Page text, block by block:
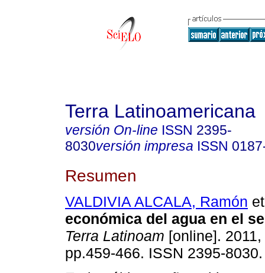
Terra Latinoamericana
versión On-line ISSN 2395-
8030versión impresa ISSN
Resumen
VALDIVIA ALCALA, Ramón
económica del agua en el
Terra Latinoam [online].
pp.459-466. ISSN 2395-8030.